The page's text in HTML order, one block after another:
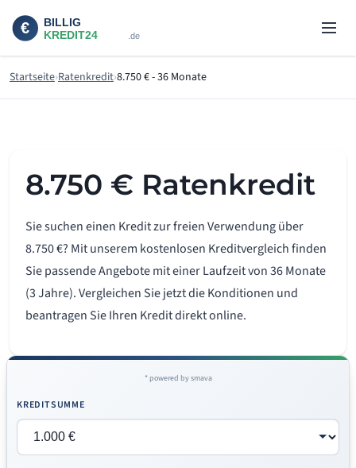
Startseite Ratenkredit 8.750 € - 36 Monate
8.750 € Ratenkredit
Sie suchen einen Kredit zur freien Verwendung über
8.750 €? Mit unserem kostenlosen Kreditvergleich finden
Sie passende Angebote mit einer Laufzeit von 36 Monate
(3 Jahre). Vergleichen Sie jetzt die Konditionen und
beantragen Sie Ihren Kredit direkt online.
* powered by smava
KREDITSUMME